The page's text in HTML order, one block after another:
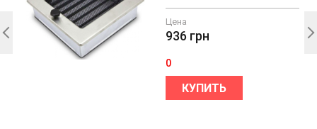
Цена
936 грн
0
КУПИТЬ